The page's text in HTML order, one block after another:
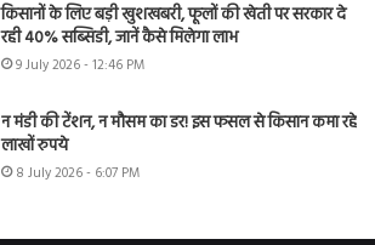
किसानों के लिए बड़ी खुशखबरी, फूलों की खेती पर सरकार दे
रही 40% सब्सिडी, जानें कैसे मिलेगा लाभ
9 July 2026 - 12:46 PM
न मंडी की टेंशन, न मौसम का डर! इस फसल से किसान कमा रहे
लाखों रुपये
8 July 2026 - 6:07 PM